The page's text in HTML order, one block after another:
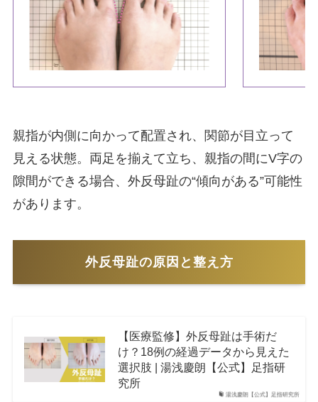
親指が内側に向かって配置され、関節が目立って
見える状態。両足を揃えて立ち、親指の間にV字の
隙間ができる場合、外反母趾の“傾向がある”可能性
があります。
外反母趾の原因と整え方
湯浅慶朗【公式】足指研究所
【医療監修】外反母趾は手術だ
け？18例の経過データから見えた
選択肢 | 湯浅慶朗【公式】足指研
究所